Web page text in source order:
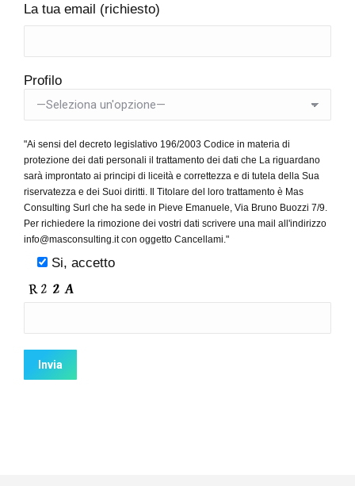
La tua email (richiesto)
Profilo
"Ai sensi del decreto legislativo 196/2003 Codice in materia di
protezione dei dati personali il trattamento dei dati che La riguardano
sarà improntato ai principi di liceità e correttezza e di tutela della Sua
riservatezza e dei Suoi diritti. Il Titolare del loro trattamento è Mas
Consulting Surl che ha sede in Pieve Emanuele, Via Bruno Buozzi 7/9.
Per richiedere la rimozione dei vostri dati scrivere una mail all'indirizzo
info@masconsulting.it con oggetto Cancellami."
Si, accetto